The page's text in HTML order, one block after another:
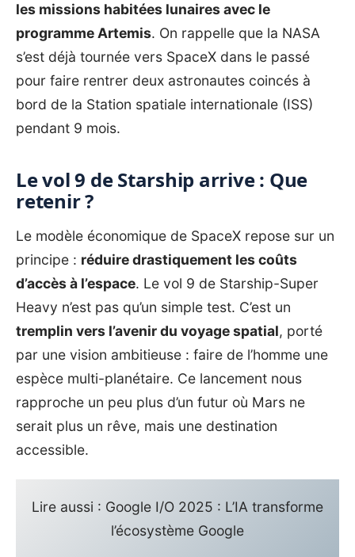
les missions habitées lunaires avec le
programme Artemis. On rappelle que la NASA
s’est déjà tournée vers SpaceX dans le passé
pour faire rentrer deux astronautes coincés à
bord de la Station spatiale internationale (ISS)
pendant 9 mois.
Le vol 9 de Starship arrive : Que
retenir ?
Le modèle économique de SpaceX repose sur un
principe : réduire drastiquement les coûts
d’accès à l’espace. Le vol 9 de Starship-Super
Heavy n’est pas qu’un simple test. C’est un
tremplin vers l’avenir du voyage spatial, porté
par une vision ambitieuse : faire de l’homme une
espèce multi-planétaire. Ce lancement nous
rapproche un peu plus d’un futur où Mars ne
serait plus un rêve, mais une destination
accessible.
Lire aussi : Google I/O 2025 : L’IA transforme
l’écosystème Google